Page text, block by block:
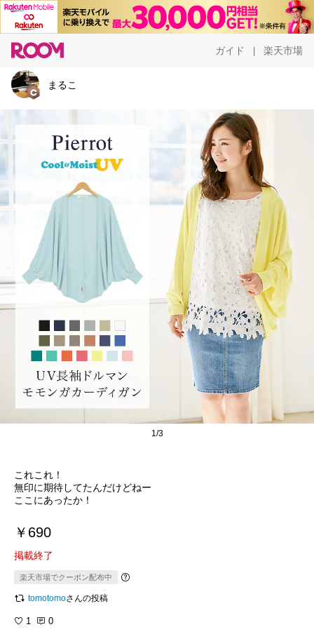
ガイド 楽天市場
まるこ
1/3
これこれ！
無印に期待してたんだけどねー
ここにあったか！
￥690
掲載終了
楽天市場でクーポン配布中
tomotomoさんの投稿
1 0